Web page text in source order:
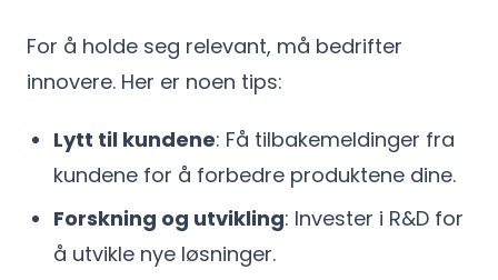
For å holde seg relevant, må bedrifter
innovere. Her er noen tips:
Lytt til kundene: Få tilbakemeldinger fra
kundene for å forbedre produktene dine.
Forskning og utvikling: Invester i R&D for
å utvikle nye løsninger.